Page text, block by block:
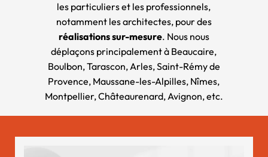
les particuliers et les professionnels,
notamment les architectes, pour des
réalisations sur-mesure. Nous nous
déplaçons principalement à Beaucaire,
Boulbon, Tarascon, Arles, Saint-Rémy de
Provence, Maussane-les-Alpilles, Nîmes,
Montpellier, Châteaurenard, Avignon, etc.